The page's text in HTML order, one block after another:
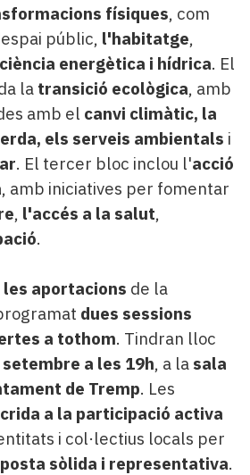
físiques, com
públic, l'habitatge,
energètica i hídrica. El
la transició ecològica, amb
amb el canvi climàtic, la
els serveis ambientals i
. El tercer bloc inclou l'acció
, amb iniciatives per fomentar
, l'accés a la salut,
.
aportacions de la
dues sessions
a tothom. Tindran lloc
setembre a les 19h, a la sala
de Tremp. Les
crida a la participació activa
i col·lectius locals per
sòlida i representativa.